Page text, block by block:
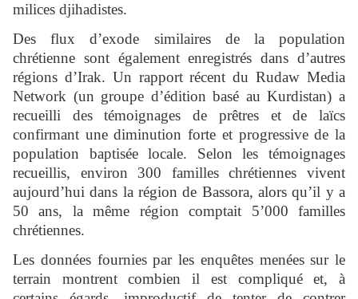
milices djihadistes.
Des flux d’exode similaires de la population
chrétienne sont également enregistrés dans d’autres
régions d’Irak. Un rapport récent du Rudaw Media
Network (un groupe d’édition basé au Kurdistan) a
recueilli des témoignages de prêtres et de laïcs
confirmant une diminution forte et progressive de la
population baptisée locale. Selon les témoignages
recueillis, environ 300 familles chrétiennes vivent
aujourd’hui dans la région de Bassora, alors qu’il y a
50 ans, la même région comptait 5’000 familles
chrétiennes.
Les données fournies par les enquêtes menées sur le
terrain montrent combien il est compliqué et, à